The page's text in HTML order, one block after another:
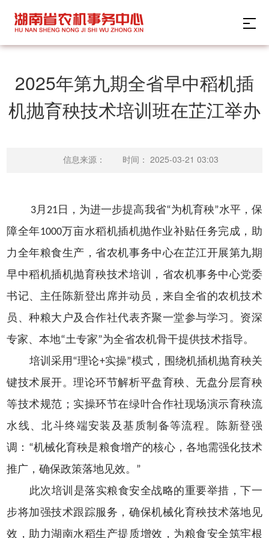
2025年第九期全省早中稻机插
机抛育秧技术培训班在芷江举办
信息来源： 时间： 2025-03-21 03:03
3月21日，为进一步提高我省“为机育秧”水平，保
障全年1000万亩水稻机插机抛作业补贴任务完成，助
力全年粮食生产，省农机事务中心在芷江开展第九期
早中稻机插机抛育秧技术培训，省农机事务中心党委
书记、主任陈新登出席并动员，来自全省的农机技术
员、种粮大户及合作社代表齐聚一堂参与学习。资深
专家、本地“土专家”为全省农机骨干提供技术指导。
培训采用“理论+实操”模式，围绕机插机抛育秧关
键技术展开。理论环节解析平盘育秧、无盘分层育秧
等技术规范；实操环节在绿叶合作社现场演示育秧流
水线、北斗终端安装及基质制备等流程。陈新登强
调：“机械化育秧是粮食增产的核心，各地需强化技术
推广，确保政策落地见效。”
此次培训是落实粮食安全战略的重要举措，下一
步将加强技术跟踪服务，确保机械化育秧技术落地见
效，助力湖南水稻生产提质增效，为粮食安全筑牢根